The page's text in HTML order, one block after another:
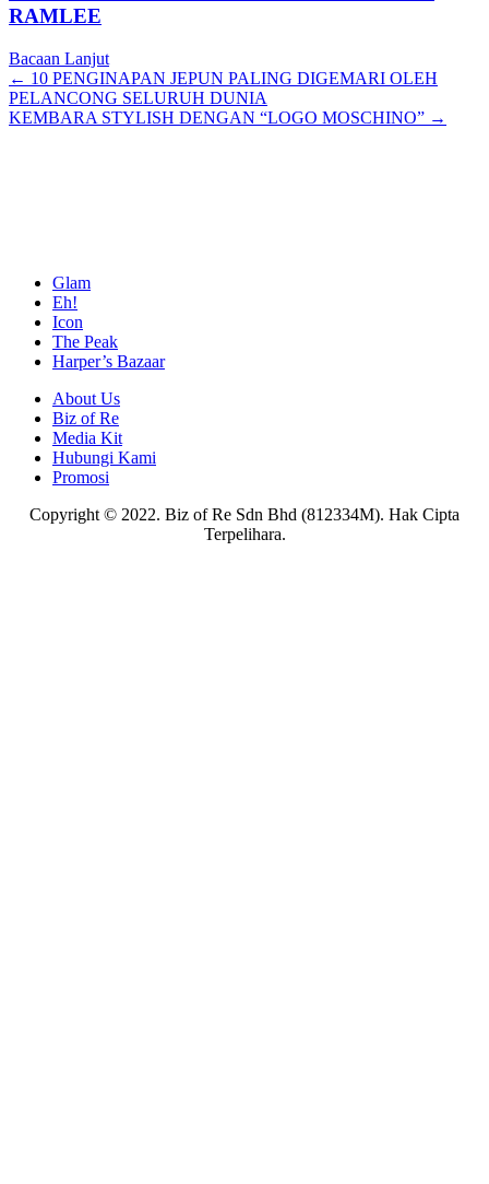
RAMLEE
Bacaan Lanjut
Posts
navigation
← 10 PENGINAPAN JEPUN PALING DIGEMARI OLEH
PELANCONG SELURUH DUNIA
KEMBARA STYLISH DENGAN “LOGO MOSCHINO” →
Glam
Eh!
Icon
The Peak
Harper’s Bazaar
About Us
Biz of Re
Media Kit
Hubungi Kami
Promosi
Copyright © 2022. Biz of Re Sdn Bhd (812334M). Hak Cipta
Terpelihara.